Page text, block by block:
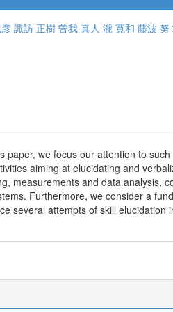
諏訪 正樹 曽我 真人 瀧 寛和 藤波 努
paper, we focus our attention to such
aiming at elucidating and
measurements and data analysis,
Furthermore, we consider a
several attempts of skill elucidation